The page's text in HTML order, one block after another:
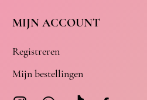
MIJN ACCOUNT
Registreren
Mijn bestellingen